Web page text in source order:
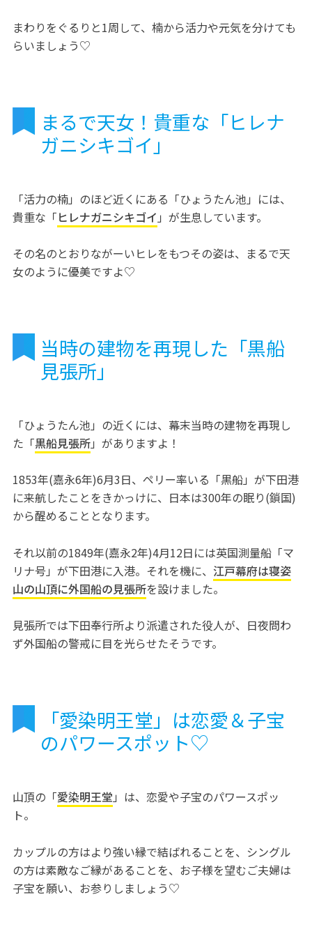
まわりをぐるりと1周して、楠から活力や元気を分けても
らいましょう♡
まるで天女！貴重な「ヒレナ
ガニシキゴイ」
「活力の楠」のほど近くにある「ひょうたん池」には、
貴重な「ヒレナガニシキゴイ 」が生息しています。
その名のとおりながーいヒレをもつその姿は、まるで天
女のように優美ですよ♡
当時の建物を再現した「黒船
見張所」
「ひょうたん池」の近くには、幕末当時の建物を再現し
た「黒船見張所」がありますよ！
1853年(嘉永6年)6月3日、ペリー率いる「黒船」が下田港
に来航したことをきかっけに、日本は300年の眠り(鎖国)
から醒めることとなります。
それ以前の1849年(嘉永2年)4月12日には英国測量船「マ
リナ号」が下田港に入港。それを機に、 江戸幕府は寝姿
山の山頂に外国船の見張所を設けました。
見張所では下田奉行所より派遣された役人が、日夜問わ
ず外国船の警戒に目を光らせたそうです。
「愛染明王堂」は恋愛＆子宝
のパワースポット♡
山頂の「愛染明王堂 」は、恋愛や子宝のパワースポッ
ト。
カップルの方はより強い縁で結ばれることを、シングル
の方は素敵なご縁があることを、お子様を望むご夫婦は
子宝を願い、お参りしましょう♡